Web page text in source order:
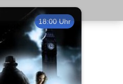
18:00 Uhr